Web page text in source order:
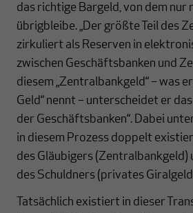
das richtige Bargeld, von dem nur
übrigbleibe. „Der größte Teil des
zirkuliert als Reserven in
zwischen Geschäftsbanken und
diesem „Zentralbankgeld“ – was
Geld“ nennt – unterscheidet er
der Geschäftsbanken“. Dabei
in diesem Prozess doppelt
des Gläubigers (Zentralbankgeld)
des Schuldners (privates
Tatsächlich existiert in dieser